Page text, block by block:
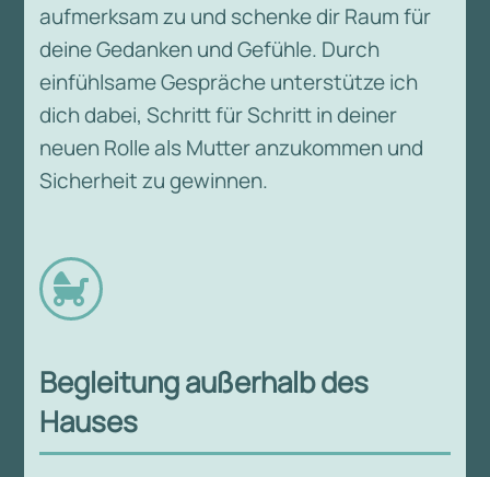
aufmerksam zu und schenke dir Raum für
deine Gedanken und Gefühle. Durch
einfühlsame Gespräche unterstütze ich
dich dabei, Schritt für Schritt in deiner
neuen Rolle als Mutter anzukommen und
Sicherheit zu gewinnen.

Begleitung außerhalb des
Hauses